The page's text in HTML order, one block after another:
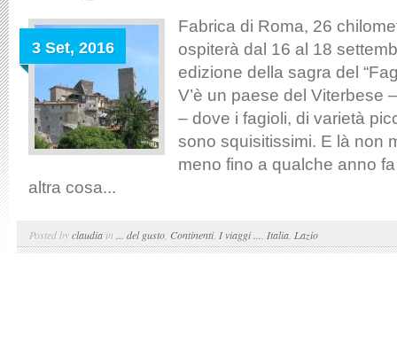
3 Set, 2016
Fabrica di Roma, 26
ospiterà dal 16 al 18
edizione della sagra del
V’è un paese del Viterbese
– dove i fagioli, di varietà
sono squisitissimi. E là non
meno fino a qualche anno
altra cosa...
Posted byclaudia in ... del gusto Continenti, I viaggi ... Italia Lazio